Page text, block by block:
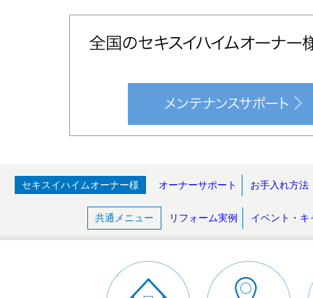
セキスイハイムオーナー様 オーナーサポート お手入れ方法
共通メニュー リフォーム実例 イベント・キ